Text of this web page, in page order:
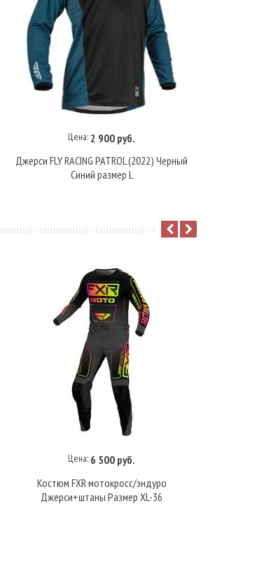
В корзину
Цена: 2 900 руб.
Джерси FLY RACING PATROL (2022) Черный
Синий размер L
В корзину
Цена: 6 500 руб.
Костюм FXR мотокросс/эндуро
Джерси+штаны Размер XL-36